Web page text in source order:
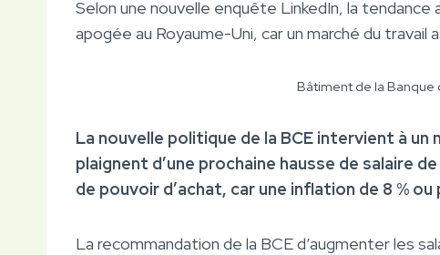
Selon une nouvelle enquête LinkedIn, la
apogée au Royaume-Uni, car un marché du
Bâtiment de la
La nouvelle politique de la BCE intervient à
plaignent d’une prochaine hausse de salaire
de pouvoir d’achat, car une inflation de 8 %
La recommandation de la BCE d’augmenter les